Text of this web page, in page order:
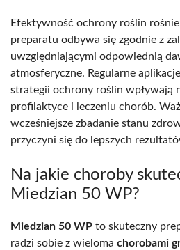
Efektywność ochrony roślin
preparatu odbywa się zgodnie z
uwzględniającymi odpowiednią
atmosferyczne. Regularne
strategii ochrony roślin wpływają
profilaktyce i leczeniu chorób.
wcześniejsze zbadanie stanu
przyczyni się do lepszych
Na jakie choroby
Miedzian 50 WP?
Miedzian 50 WP to skuteczny
radzi sobie z wieloma chorobami